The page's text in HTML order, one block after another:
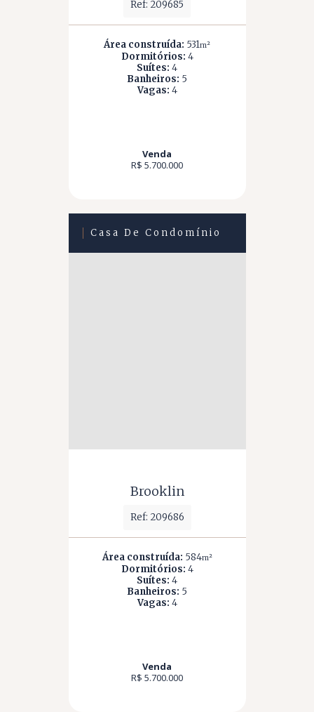
Ref: 209685
Área construída: 531m²
Dormitórios: 4
Suítes: 4
Banheiros: 5
Vagas: 4
Venda
R$ 5.700.000
Casa De Condomínio
Brooklin
Ref: 209686
Área construída: 584m²
Dormitórios: 4
Suítes: 4
Banheiros: 5
Vagas: 4
Venda
R$ 5.700.000